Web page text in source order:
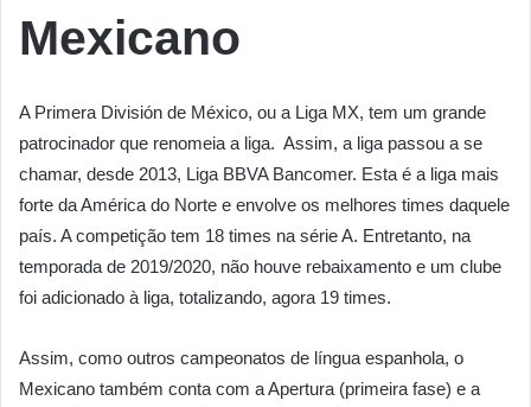
Mexicano
A Primera División de México, ou a Liga MX, tem um grande
patrocinador que renomeia a liga. Assim, a liga passou a se
chamar, desde 2013, Liga BBVA Bancomer. Esta é a liga mais
forte da América do Norte e envolve os melhores times daquele
país. A competição tem 18 times na série A. Entretanto, na
temporada de 2019/2020, não houve rebaixamento e um clube
foi adicionado à liga, totalizando, agora 19 times.
Assim, como outros campeonatos de língua espanhola, o
Mexicano também conta com a Apertura (primeira fase) e a